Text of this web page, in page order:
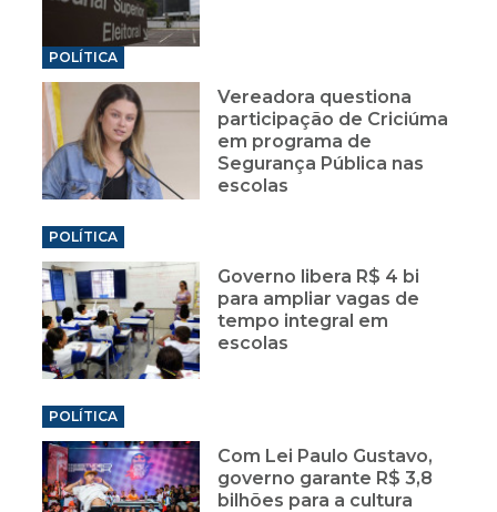
POLÍTICA
Vereadora questiona
participação de Criciúma
em programa de
Segurança Pública nas
escolas
POLÍTICA
Governo libera R$ 4 bi
para ampliar vagas de
tempo integral em
escolas
POLÍTICA
Com Lei Paulo Gustavo,
governo garante R$ 3,8
bilhões para a cultura